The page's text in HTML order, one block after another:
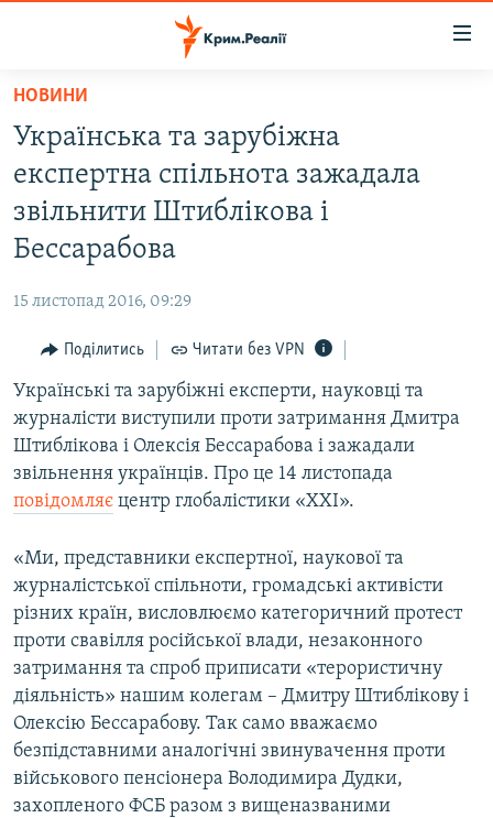
Перейти
основного
матеріалу
Перейти
до
основної
Перейти
пошуку
ВОДА.КРИМ
ВІДЕО ТА ФОТО
ПОЛІТИКА
ІНТЕРВ'Ю
ВСЕ ЗА ДЕНЬ
СПЕЦПРОЕКТИ
ДЕПОРТАЦІЯ
ВІДЕОУРОКИ «ELIFBE»
СВІДЧЕННЯ ОКУПАЦІЇ
УКРАЇНСЬКА ПРОБЛЕМА КРИМУ
ІНФОГРАФІКА
ЯК ОБІЙТИ БЛОКУВАННЯ
Qırımtatar
Усі сайти RFE/RL
НОВИНИ
Українська та зарубіжна
експертна спільнота зажадала
звільнити Штиблікова і
Бессарабова
15 листопад 2016, 09:29
Поділитись Читати без VPN
Українські та зарубіжні експерти, науковці та
журналісти виступили проти затримання Дмитра
Штиблікова і Олексія Бессарабова і зажадали
звільнення українців. Про це 14 листопада
повідомляє центр глобалістики «ХХІ».
«Ми, представники експертної, наукової та
журналістської спільноти, громадські активісти
різних країн, висловлюємо категоричний протест
проти свавілля російської влади, незаконного
затримання та спроб приписати «терористичну
діяльність» нашим колегам – Дмитру Штиблікову і
Олексію Бессарабову. Так само вважаємо
безпідставними аналогічні звинувачення проти
військового пенсіонера Володимира Дудки,
захопленого ФСБ разом з вищеназваними